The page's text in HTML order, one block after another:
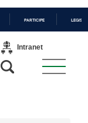
PARTICIPE
Intranet